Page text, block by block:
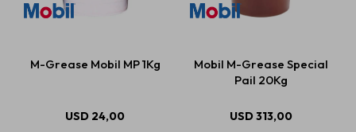
M-Grease Mobil MP 1Kg
USD 24,00
Mobil M-Grease Special
Pail 20Kg
USD313,00